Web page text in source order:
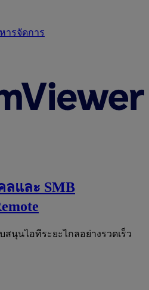
ารจัดการ
และ SMB
สนุนไอทีระยะไกลอย่างรวดเร็ว